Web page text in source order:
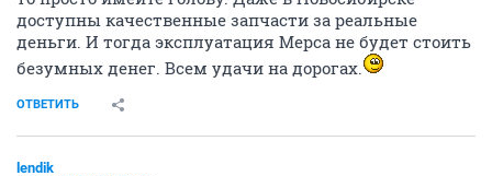
если кто-то пытается взять за з/ч три-четыре цены,
то просто имейте голову. Даже в Новосибирске
доступны качественные запчасти за реальные
безумных денег. Всем удачи на дорогах.